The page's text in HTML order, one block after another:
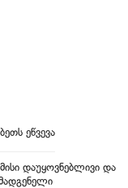
ეწვევა
დაუყოვნებლივი და